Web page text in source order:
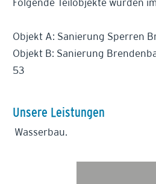
Folgende Teilobjekte wurden
Objekt A: Sanierung Sperren
Objekt B: Sanierung
53
Unsere Leistungen
Wasserbau.